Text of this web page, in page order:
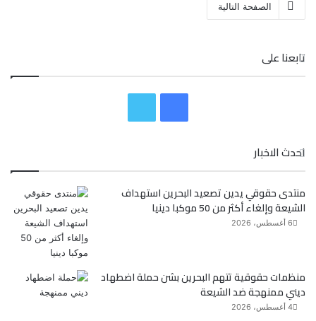
الصفحة التالية
تابعنا على
ب
ت
احدث الاخبار
منتدى حقوقي يدين تصعيد البحرين استهداف
الشيعة وإلغاء أكثر من 50 موكبا دينيا
6 أغسطس، 2026
منظمات حقوقية تتهم البحرين بشن حملة اضطهاد
ديني ممنهجة ضد الشيعة
4 أغسطس، 2026